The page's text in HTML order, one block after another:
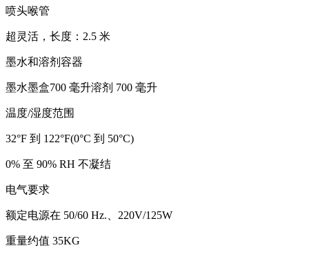
喷头喉管
超灵活，长度：2.5 米
墨水和溶剂容器
墨水墨盒700 毫升溶剂 700 毫升
温度/湿度范围
32°F 到 122°F(0°C 到 50°C)
0% 至 90% RH 不凝结
电气要求
额定电源在 50/60 Hz.、220V/125W
重量约值 35KG